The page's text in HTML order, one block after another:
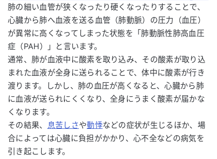
肺の細い血管が狭くなったり硬くなったりすることで、
心臓から肺へ血液を送る血管（肺動脈）の圧力（血圧）
が異常に高くなってしまった状態を「肺動脈性肺高血圧
症（PAH）」と言います。
通常、肺が血液中に酸素を取り込み、その酸素が取り込
まれた血液が全身に送られることで、体中に酸素が行き
渡ります。しかし、肺の血圧が高くなると、心臓から肺
に血液が送られにくくなり、全身にうまく酸素が届かな
くなります。
その結果、 息苦しさや動悸などの症状が生じるほか、場
合によっては心臓に負担がかかり、心不全などの病気を
引き起こします。